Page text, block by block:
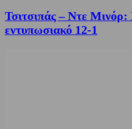
Τσιτσιπάς – Ντε
εντυπωσιακό 12-1